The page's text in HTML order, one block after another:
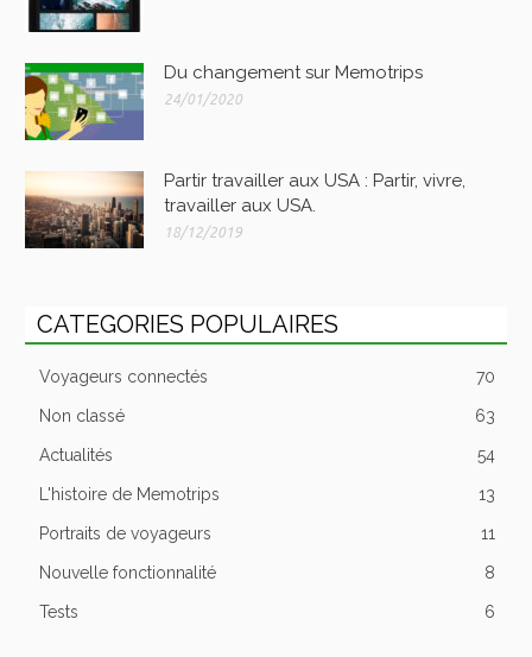
Du changement sur Memotrips
24/01/2020
Partir travailler aux USA : Partir, vivre,
travailler aux USA.
18/12/2019
CATEGORIES POPULAIRES
Voyageurs connectés 70
Non classé 63
Actualités 54
L'histoire de Memotrips 13
Portraits de voyageurs 11
Nouvelle fonctionnalité 8
Tests 6